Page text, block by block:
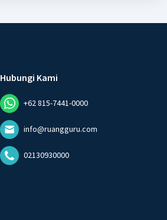
Hubungi Kami
+62 815-7441-0000
info@ruangguru.com
02130930000